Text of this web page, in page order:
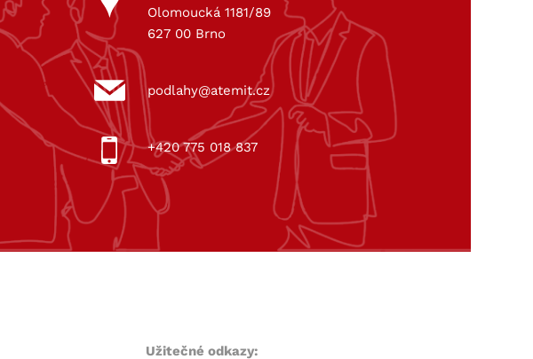
Olomoucká 1181/89
627 00 Brno
podlahy@atemit.cz
+420 775 018 837
Užitečné odkazy: